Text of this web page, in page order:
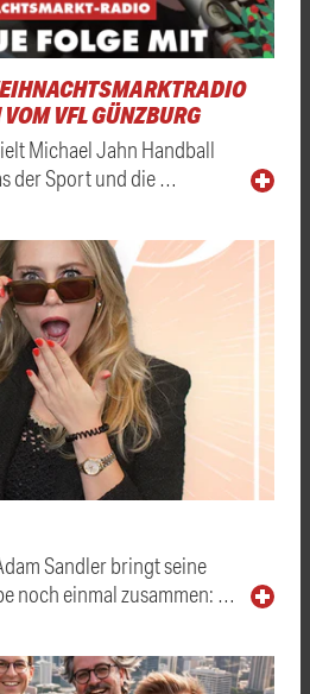
VFL GÜNZBURG
Michael Jahn Handball
der Sport und die …
Sandler bringt seine
noch einmal zusammen: …